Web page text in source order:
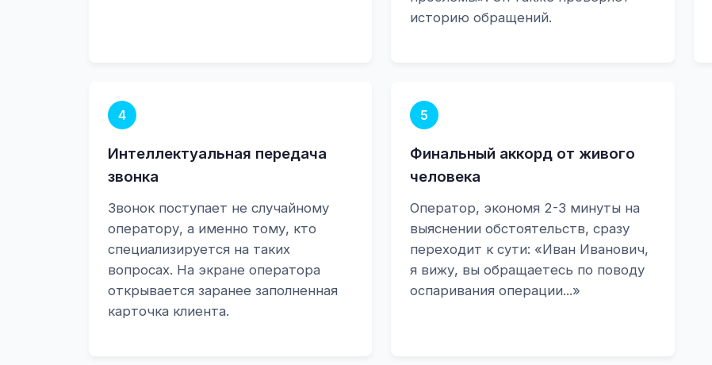
историю обращений.
4
Интеллектуальная передача
звонка
Звонок поступает не случайному
оператору, а именно тому, кто
специализируется на таких
вопросах. На экране оператора
открывается заранее заполненная
карточка клиента.
5
Финальный аккорд от живого
человека
Оператор, экономя 2-3 минуты на
выяснении обстоятельств, сразу
переходит к сути: «Иван Иванович,
я вижу, вы обращаетесь по поводу
оспаривания операции...»